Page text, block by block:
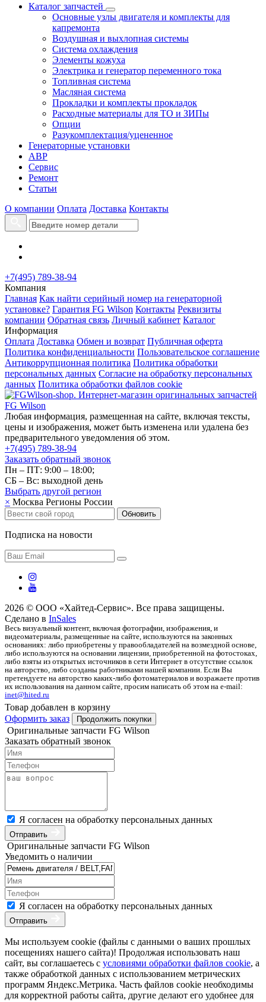
Каталог запчастей
Основные узлы двигателя и комплекты для
капремонта
Воздушная и выхлопная системы
Система охлаждения
Элементы кожуха
Электрика и генератор переменного тока
Топливная система
Масляная система
Прокладки и комплекты прокладок
Расходные материалы для ТО и ЗИПы
Опции
Разукомплектация/уцененное
Генераторные установки
АВР
Сервис
Ремонт
Статьи
О компании Оплата Доставка Контакты
+7(495) 789-38-94
Компания
Главная Как найти серийный номер на генераторной
установке? Гарантия FG Wilson Контакты Реквизиты
компании Обратная связь Личный кабинет Каталог
Информация
Оплата Доставка Обмен и возврат Публичная оферта
Политика конфиденциальности Пользовательское соглашение
Антикоррупционная политика Политика обработки
персональных данных Согласие на обработку персональных
данных Политика обработки файлов cookie
Любая информация, размещенная на сайте, включая тексты,
цены и изображения, может быть изменена или удалена без
предварительного уведомления об этом.
+7(495) 789-38-94
Заказать обратный звонок
Пн – ПТ: 9:00 – 18:00;
СБ – Вс: выходной день
Выбрать другой регион
× Москва Регионы России
Обновить
Подписка на новости
2026 © ООО «Хайтед-Сервис». Все права защищены.
Сделано в InSales
Весь визуальный контент, включая фотографии, изображения, и
видеоматериалы, размещенные на сайте, используются на законных
основаниях: либо приобретены у правообладателей на возмездной основе,
либо используются на основании лицензии, приобретенной на фотостоках,
либо взяты из открытых источников в сети Интернет в отсутствие ссылок
на авторство, либо созданы работниками нашей компании. Если Вы
претендуете на авторство каких-либо фотоматериалов и возражаете против
их использования на данном сайте, просим написать об этом на e-mail:
inet@hited.ru
Товар добавлен в корзину
Оформить заказ
Продолжить покупки
Оригинальные запчасти FG Wilson
Заказать обратный звонок
Я согласен на обработку персональных данных
Отправить
Оригинальные запчасти FG Wilson
Уведомить о наличии
Я согласен на обработку персональных данных
Отправить
Мы используем cookie (файлы с данными о ваших прошлых
посещениях нашего сайта)! Продолжая использовать наш
сайт, вы соглашаетесь с условиями обработки файлов cookie, а
также обработкой данных с использованием метрических
программ Яндекс.Метрика. Часть файлов cookie необходимы
для корректной работы сайта, другие делают его удобнее для